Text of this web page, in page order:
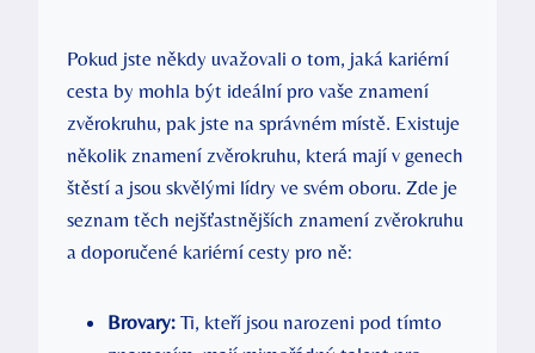
Pokud jste někdy uvažovali⁢ o tom, jaká kariérní
cesta by‌ mohla být ‌ideální ​pro vaše znamení
⁣zvěrokruhu, pak jste na​ správném místě. Existuje
několik ​znamení zvěrokruhu, která mají v genech
štěstí a ⁢jsou skvělými lídry ⁢ve svém oboru. Zde je ​
seznam ⁤těch nejšťastnějších⁤ znamení ⁤zvěrokruhu
a doporučené kariérní‍ cesty pro ‍ně:
Brovary: Ti,‌ kteří jsou narozeni​ pod‌ tímto